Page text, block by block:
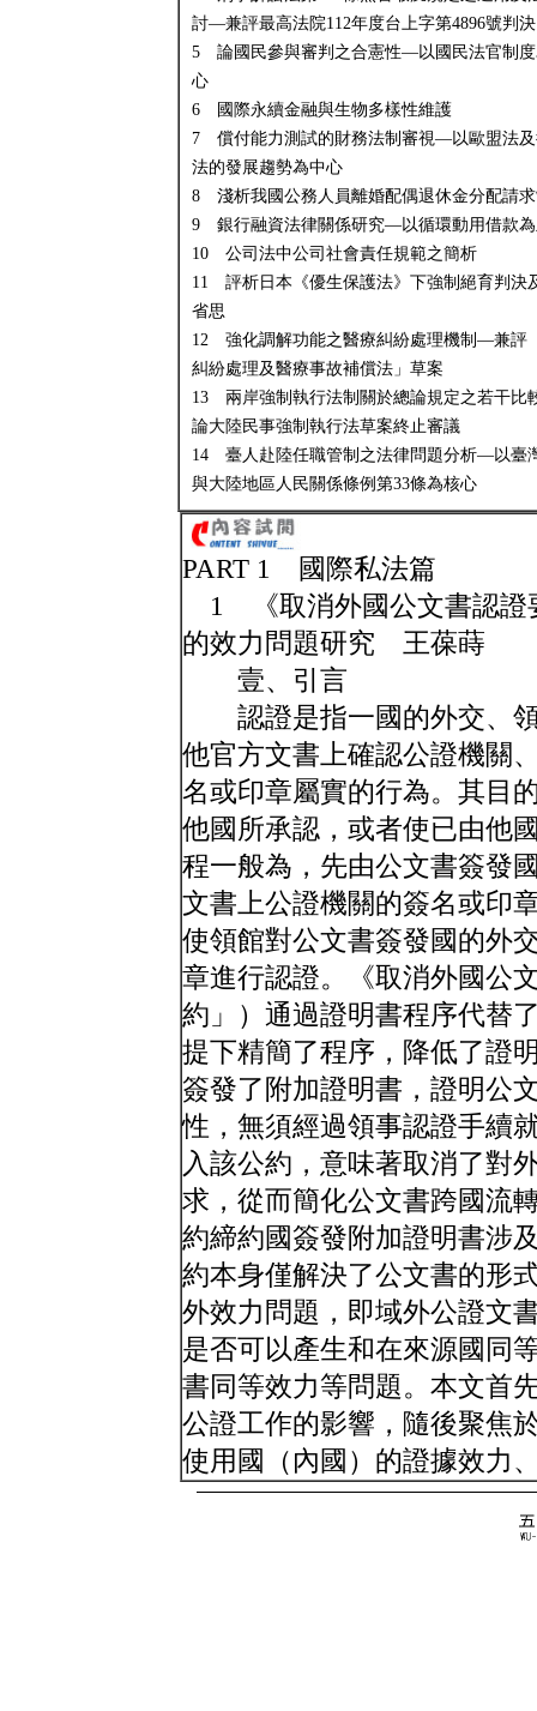
討—兼評最高法院112年度台上字第4896號判決
5 論國民參與審判之合憲性—以國民法官制
心
6 國際永續金融與生物多樣性維護
7 償付能力測試的財務法制審視—以歐盟法
法的發展趨勢為中心
8 淺析我國公務人員離婚配偶退休金分配請
9 銀行融資法律關係研究—以循環動用借款
10 公司法中公司社會責任規範之簡析
11 評析日本《優生保護法》下強制絕育判決
省思
12 強化調解功能之醫療糾紛處理機制—兼評
糾紛處理及醫療事故補償法」草案
13 兩岸強制執行法制關於總論規定之若干比
論大陸民事強制執行法草案終止審議
14 臺人赴陸任職管制之法律問題分析—以臺
與大陸地區人民關係條例第33條為核心
PART 1 國際私法篇
1 《取消外國公文書認證
的效力問題研究 王葆蒔
壹、引言
認證是指一國的外交、領
他官方文書上確認公證機關
名或印章屬實的行為。其目
他國所承認，或者使已由他
程一般為，先由公文書簽發
文書上公證機關的簽名或印
使領館對公文書簽發國的外
章進行認證。《取消外國公
約」）通過證明書程序代替
提下精簡了程序，降低了證
簽發了附加證明書，證明公
性，無須經過領事認證手續
入該公約，意味著取消了對
求，從而簡化公文書跨國流
約締約國簽發附加證明書涉
約本身僅解決了公文書的形
外效力問題，即域外公證文
是否可以產生和在來源國同
書同等效力等問題。本文首
公證工作的影響，隨後聚焦
使用國（內國）的證據效力